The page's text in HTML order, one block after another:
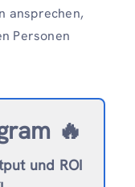
ansprechen,
Personen
🔥
und ROI